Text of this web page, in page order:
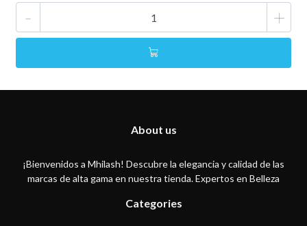
- +
About us
¡Bienvenidos a Mhilash! Descubre la elegancia y calidad de las
marcas de alta gama en nuestra tienda. Expertos en Belleza
Categories